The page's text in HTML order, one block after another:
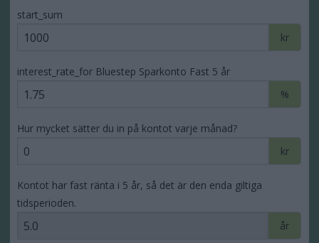
start_sum
kr
interest_rate_for Bluestep Sparkonto Fast 5 år
%
Hur mycket sätter du in på kontot varje månad?
kr
Kontot har fast ränta i 5 år, så det är den enda giltiga
tidsperioden.
år